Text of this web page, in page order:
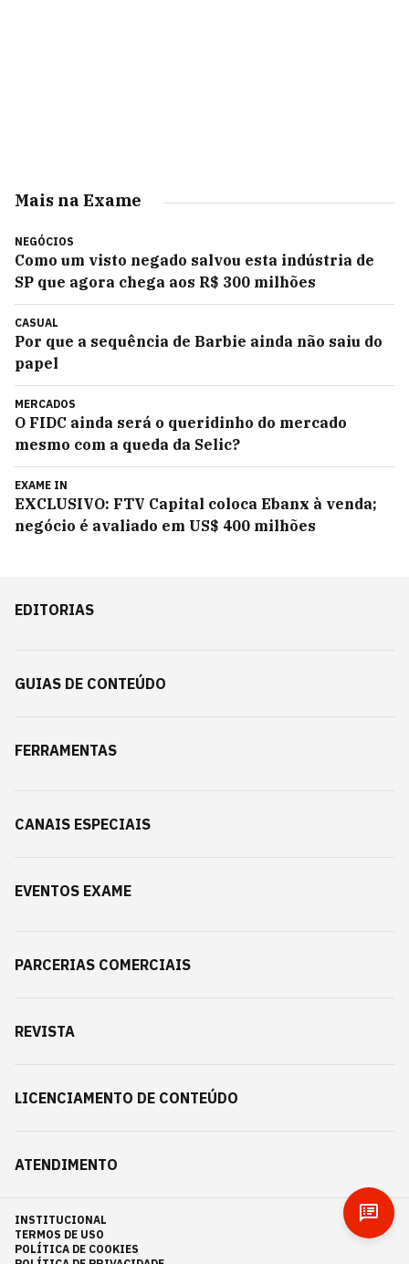
Mais na Exame
NEGÓCIOS
Como um visto negado salvou esta indústria de
SP que agora chega aos R$ 300 milhões
CASUAL
Por que a sequência de Barbie ainda não saiu do
papel
MERCADOS
O FIDC ainda será o queridinho do mercado
mesmo com a queda da Selic?
EXAME IN
EXCLUSIVO: FTV Capital coloca Ebanx à venda;
negócio é avaliado em US$ 400 milhões
EDITORIAS
GUIAS DE CONTEÚDO
FERRAMENTAS
CANAIS ESPECIAIS
EVENTOS EXAME
PARCERIAS COMERCIAIS
REVISTA
LICENCIAMENTO DE CONTEÚDO
ATENDIMENTO
INSTITUCIONAL
TERMOS DE USO
POLÍTICA DE COOKIES